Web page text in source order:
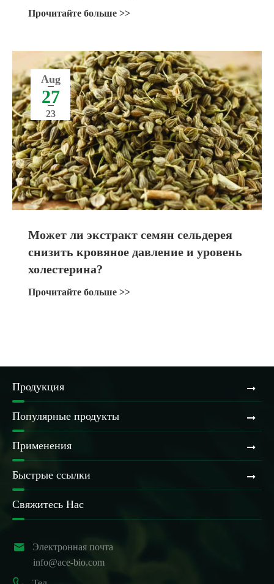
сентября 2023 года
Прочитайте больше >>
Aug
27
23
Может ли экстракт семян сельдерея
снизить кровяное давление и уровень
холестерина?
Прочитайте больше >>
Продукция
Популярные продукты
Применения
Быстрые ссылки
Свяжитесь Нас

Электронная почта
info@ace-bio.com